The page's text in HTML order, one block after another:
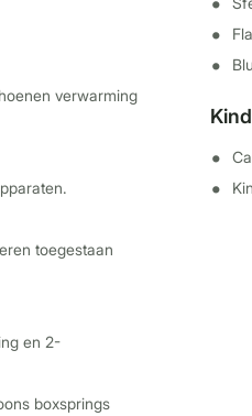
verwarming
toegestaan
en 2-
boxsprings